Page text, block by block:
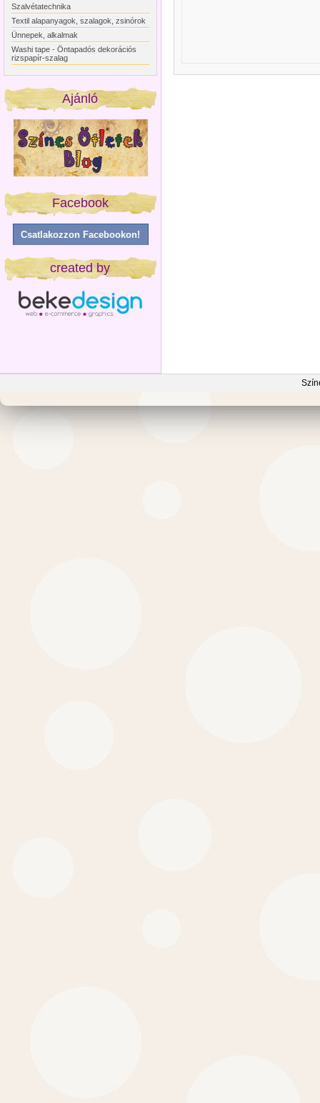
Szalvétatechnika
Textil alapanyagok, szalagok, zsinórok
Ünnepek, alkalmak
Washi tape - Öntapadós dekorációs
rizspapír-szalag
Ajánló
Facebook
Csatlakozzon Facebookon!
created by